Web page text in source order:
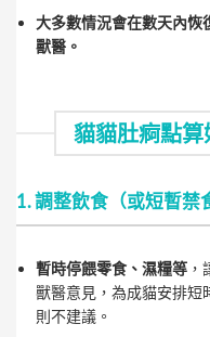
大多數情況會在數天內恢
獸醫。
貓貓肚痾點
1. 調整飲食（或短暫禁
暫時停餵零食、濕糧等
獸醫意見，為成貓安排短
則不建議。